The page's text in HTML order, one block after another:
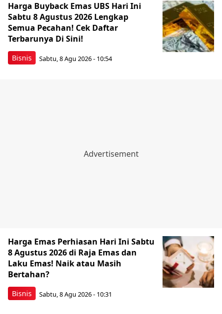
Bisnis
Harga Buyback Emas UBS Hari Ini
Sabtu 8 Agustus 2026 Lengkap
Semua Pecahan! Cek Daftar
Terbarunya Di Sini!
Sabtu, 8 Agu 2026 - 10:54
Bisnis
Harga Emas Perhiasan Hari Ini Sabtu
8 Agustus 2026 di Raja Emas dan
Laku Emas! Naik atau Masih
Bertahan?
Sabtu, 8 Agu 2026 - 10:31